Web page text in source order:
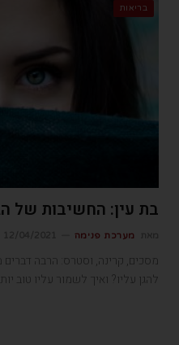
בריאות
בת עין: החשיבות של
מערכת פנימה
מסכים, קרינה, וסטרס: הרבה דברים
להגן עליו? ואיך לשמור עליו טוב